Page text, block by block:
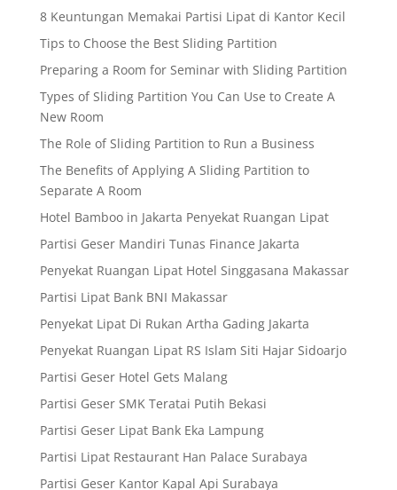
8 Keuntungan Memakai Partisi Lipat di Kantor Kecil
Tips to Choose the Best Sliding Partition
Preparing a Room for Seminar with Sliding Partition
Types of Sliding Partition You Can Use to Create A
New Room
The Role of Sliding Partition to Run a Business
The Benefits of Applying A Sliding Partition to
Separate A Room
Hotel Bamboo in Jakarta Penyekat Ruangan Lipat
Partisi Geser Mandiri Tunas Finance Jakarta
Penyekat Ruangan Lipat Hotel Singgasana Makassar
Partisi Lipat Bank BNI Makassar
Penyekat Lipat Di Rukan Artha Gading Jakarta
Penyekat Ruangan Lipat RS Islam Siti Hajar Sidoarjo
Partisi Geser Hotel Gets Malang
Partisi Geser SMK Teratai Putih Bekasi
Partisi Geser Lipat Bank Eka Lampung
Partisi Lipat Restaurant Han Palace Surabaya
Partisi Geser Kantor Kapal Api Surabaya